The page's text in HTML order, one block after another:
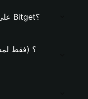
كيفية إنشاء محفظة zilp على محفظة Bitget؟